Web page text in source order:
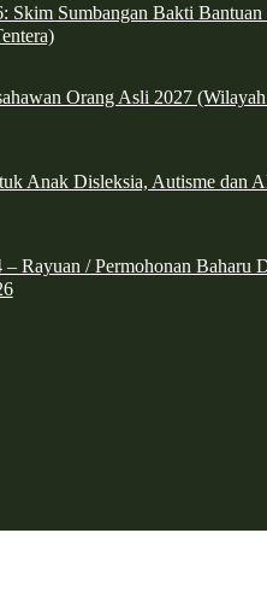
Skim Sumbangan Bakti Bantuan
Orang Asli 2027
Anak Disleksia, Autisme dan
– Rayuan / Permohonan Baharu